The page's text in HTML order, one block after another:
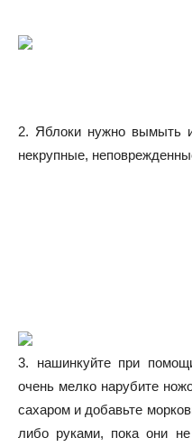
2. Яблоки нужно вымыть
некрупные,
3. нашинкуйте при
очень мелко нарубите
сахаром и добавьте
либо руками, пока они